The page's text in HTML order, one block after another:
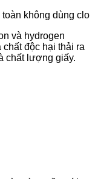
không dùng clo
và hydrogen
độc hại thải ra
chất lượng giấy.